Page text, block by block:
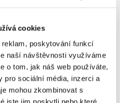
cookies
poskytování funkcí
naší návštěvnosti využíváme
o tom, jak náš web používáte,
pro sociální média, inzerci a
mohou zkombinovat s
jste jim poskytli nebo které